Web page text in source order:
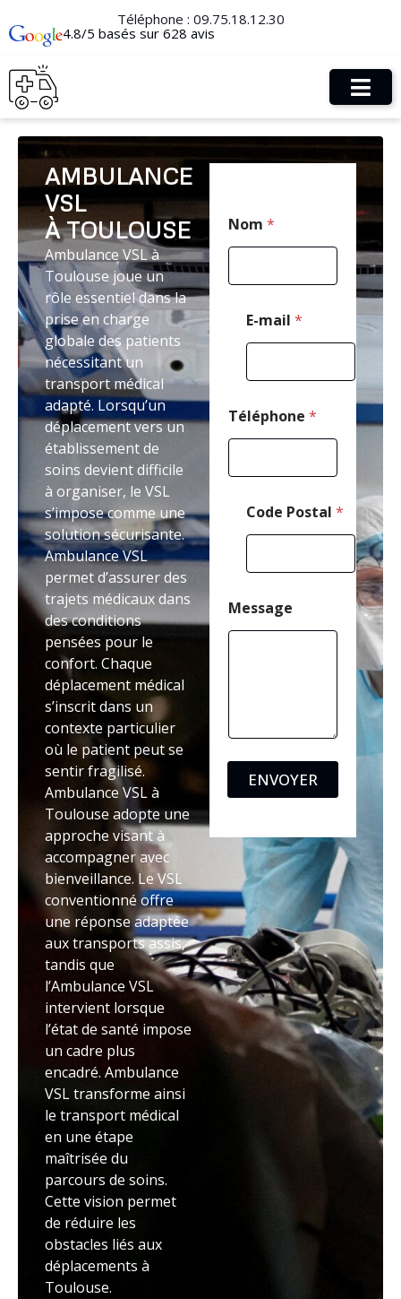
Téléphone : 09.75.18.12.30
4.8/5 basés sur 628 avis
AMBULANCE
VSL
À TOULOUSE
Ambulance VSL à
Toulouse joue un
rôle essentiel dans la
prise en charge
globale des patients
nécessitant un
transport médical
adapté. Lorsqu’un
déplacement vers un
établissement de
soins devient difficile
à organiser, le VSL
s’impose comme une
solution sécurisante.
Ambulance VSL
permet d’assurer des
trajets médicaux dans
des conditions
pensées pour le
confort. Chaque
déplacement médical
s’inscrit dans un
contexte particulier
où le patient peut se
sentir fragilisé.
Ambulance VSL à
Toulouse adopte une
approche visant à
accompagner avec
bienveillance. Le VSL
conventionné offre
une réponse adaptée
aux transports assis,
tandis que
l’Ambulance VSL
intervient lorsque
l’état de santé impose
un cadre plus
encadré. Ambulance
VSL transforme ainsi
le transport médical
en une étape
maîtrisée du
parcours de soins.
Cette vision permet
de réduire les
obstacles liés aux
déplacements à
Toulouse.
Nom *
E-mail *
Téléphone *
C
o
d
e
C
o
d
é
p
h
e
Code Postal *
Message
ENVOYER